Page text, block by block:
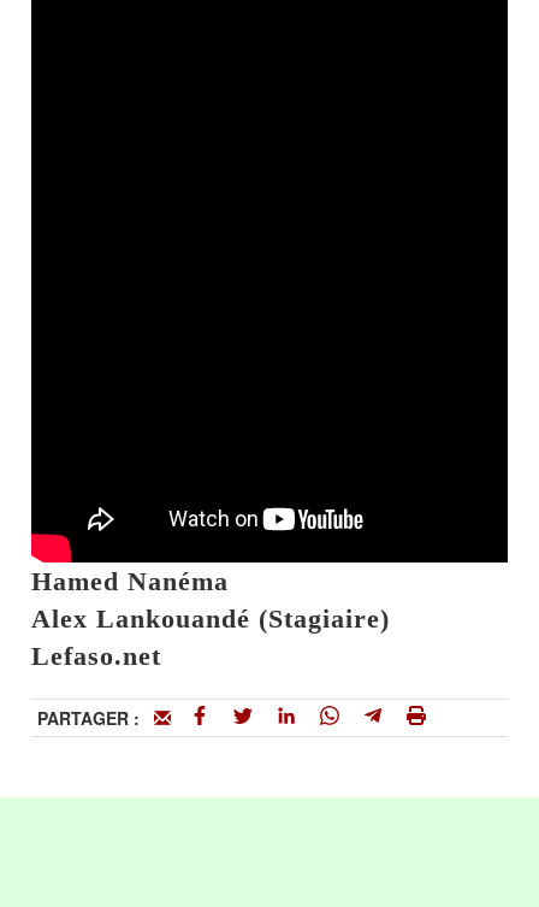
Hamed Nanéma
Alex Lankouandé (Stagiaire)
Lefaso.net
PARTAGER :